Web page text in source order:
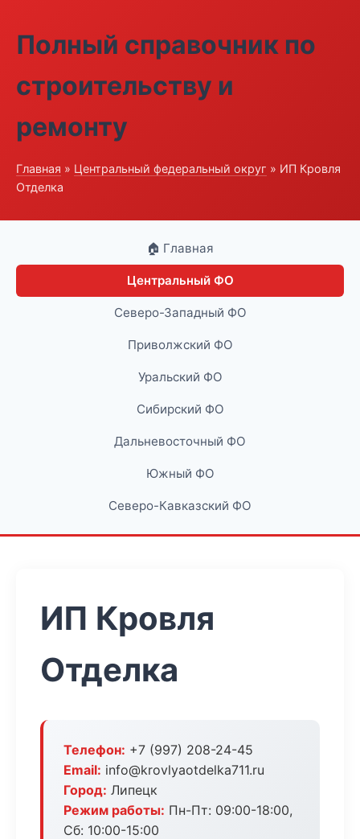
Полный справочник по
строительству и
ремонту
Главная » Центральный федеральный округ » ИП Кровля
Отделка
🏠 Главная
Центральный ФО
Северо-Западный ФО
Приволжский ФО
Уральский ФО
Сибирский ФО
Дальневосточный ФО
Южный ФО
Северо-Кавказский ФО
ИП Кровля
Отделка
Телефон: +7 (997) 208-24-45
Email: info@krovlyaotdelka711.ru
Город: Липецк
Режим работы: Пн-Пт: 09:00-18:00,
Сб: 10:00-15:00